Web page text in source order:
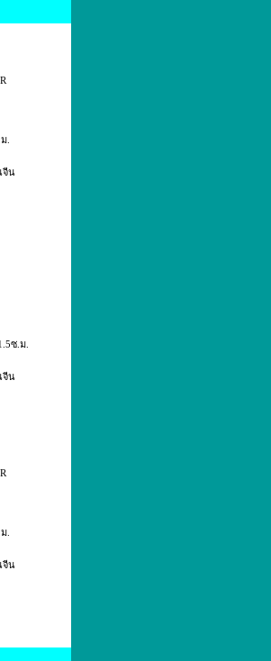
.
จีน
ซ.ม.
จีน
.
จีน